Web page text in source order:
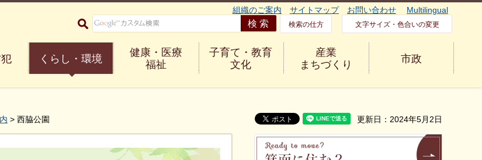
市 Minoh City
組織のご案内 サイトマップ お問い合わせ Multilingual
検索の仕方 文字サイズ・色合いの変更
くらし・環境
健康・医療
福祉
子育て・教育
文化
産業
まちづくり
市政
> 西脇公園 更新日：2024年5月2日